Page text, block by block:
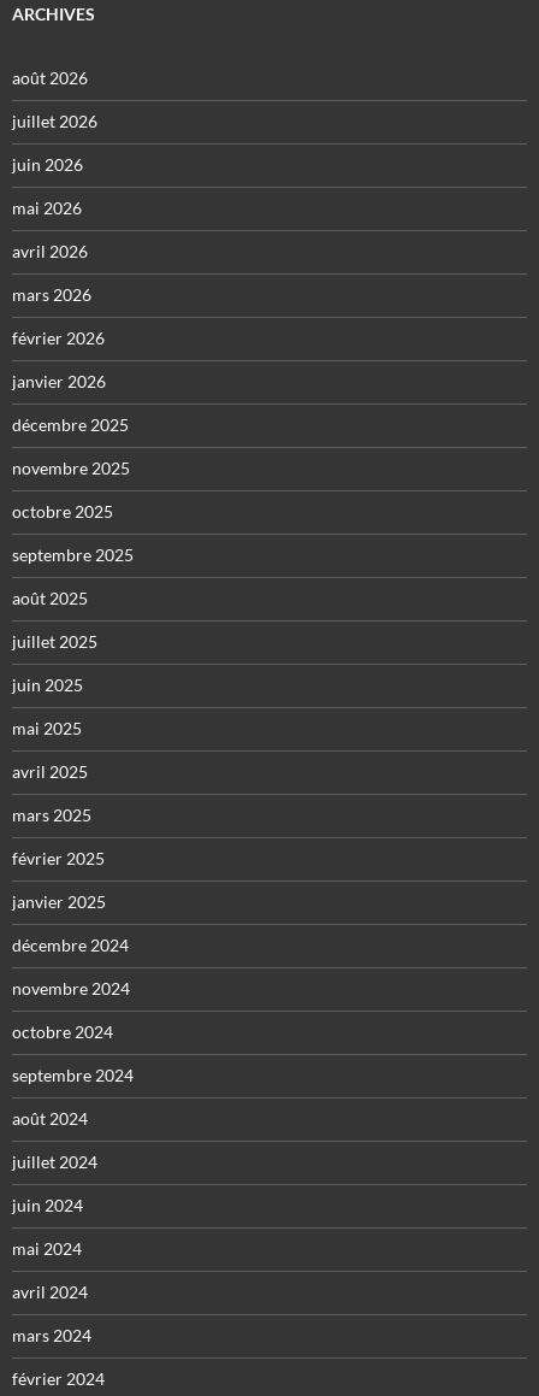
ARCHIVES
août 2026
juillet 2026
juin 2026
mai 2026
avril 2026
mars 2026
février 2026
janvier 2026
décembre 2025
novembre 2025
octobre 2025
septembre 2025
août 2025
juillet 2025
juin 2025
mai 2025
avril 2025
mars 2025
février 2025
janvier 2025
décembre 2024
novembre 2024
octobre 2024
septembre 2024
août 2024
juillet 2024
juin 2024
mai 2024
avril 2024
mars 2024
février 2024